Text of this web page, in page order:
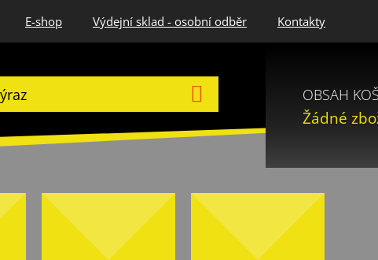
E-shop Výdejní sklad - osobní odběr Kontakty
OBSAH
Žádné